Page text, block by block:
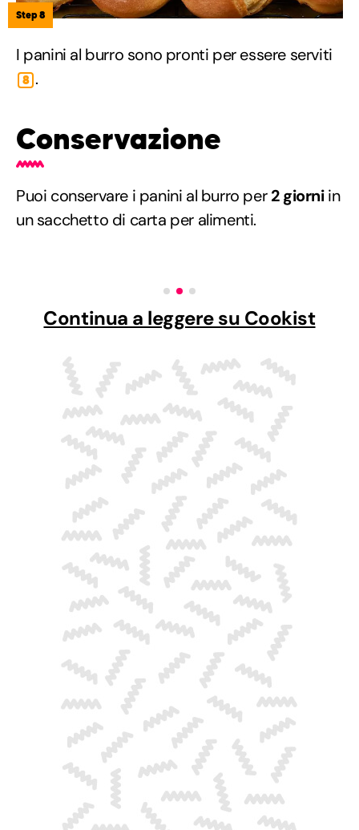
Step 8
I panini al burro sono pronti per essere serviti
8 .
Conservazione
Puoi conservare i panini al burro per2 giorniin
un sacchetto di carta per alimenti.
Continua a leggere su Cookist